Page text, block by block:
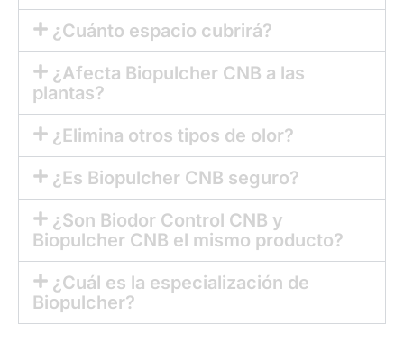
¿Cuánto espacio cubrirá?
¿Afecta Biopulcher CNB a las
plantas?
¿Elimina otros tipos de olor?
¿Es Biopulcher CNB seguro?
¿Son Biodor Control CNB y
Biopulcher CNB el mismo producto?
¿Cuál es la especialización de
Biopulcher?